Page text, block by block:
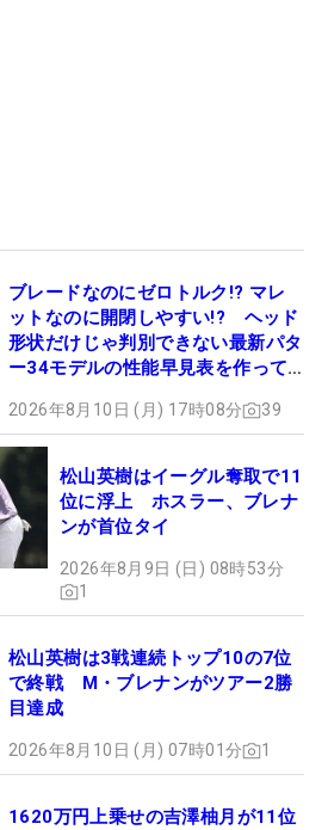
ブレードなのにゼロトルク!? マレ
ットなのに開閉しやすい!? ヘッド
形状だけじゃ判別できない最新パタ
ー34モデルの性能早見表を作って
2026年8月10日 (月) 17時08分 39
松山英樹はイーグル奪取で11
位に浮上 ホスラー、ブレナ
ンが首位タイ
2026年8月9日 (日) 08時53分
1
松山英樹は3戦連続トップ10の7位
で終戦 M・ブレナンがツアー2勝
目達成
2026年8月10日 (月) 07時01分 1
1620万円上乗せの吉澤柚月が11位